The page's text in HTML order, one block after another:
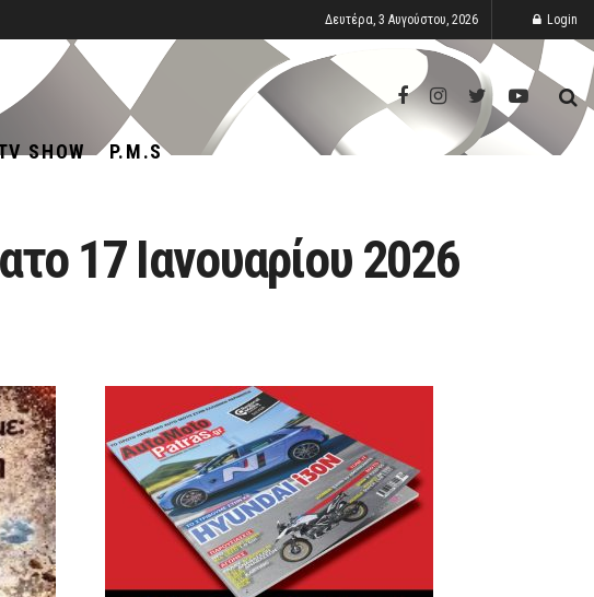
Δευτέρα, 3 Αυγούστου, 2026 Login
SHOW P.M.S
17 Ιανουαρίου 2026